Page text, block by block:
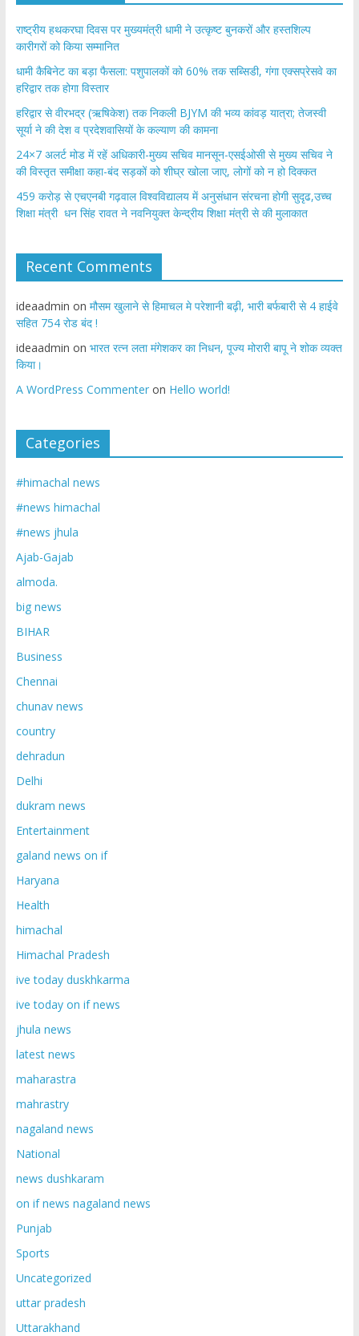
राष्ट्रीय हथकरघा दिवस पर मुख्यमंत्री धामी ने उत्कृष्ट बुनकरों और हस्तशिल्प
कारीगरों को किया सम्मानित
​धामी कैबिनेट का बड़ा फैसला: पशुपालकों को 60% तक सब्सिडी, गंगा एक्सप्रेसवे का
हरिद्वार तक होगा विस्तार
​हरिद्वार से वीरभद्र (ऋषिकेश) तक निकली BJYM की भव्य कांवड़ यात्रा; तेजस्वी
सूर्या ने की देश व प्रदेशवासियों के कल्याण की कामना
24×7 अलर्ट मोड में रहें अधिकारी-मुख्य सचिव मानसून-एसईओसी से मुख्य सचिव ने
की विस्तृत समीक्षा कहा-बंद सड़कों को शीघ्र खोला जाए, लोगों को न हो दिक्कत
459 करोड़ से एचएनबी गढ़वाल विश्वविद्यालय में अनुसंधान संरचना होगी सुदृढ,उच्च
शिक्षा मंत्री धन सिंह रावत ने नवनियुक्त केन्द्रीय शिक्षा मंत्री से की मुलाकात
Recent Comments
ideaadmin on मौसम खुलाने से हिमाचल मे परेशानी बढ़ी, भारी बर्फबारी से 4 हाईवे
सहित 754 रोड बंद !
ideaadmin on भारत रत्न लता मंगेशकर का निधन, पूज्य मोरारी बापू ने शोक व्यक्त
किया।
A WordPress Commenteron Hello world!
Categories
#himachal news
#news himachal
#news jhula
Ajab-Gajab
almoda.
big news
BIHAR
Business
Chennai
chunav news
country
dehradun
Delhi
dukram news
Entertainment
galand news on if
Haryana
Health
himachal
Himachal Pradesh
ive today duskhkarma
ive today on if news
jhula news
latest news
maharastra
mahrastry
nagaland news
National
news dushkaram
on if news nagaland news
Punjab
Sports
Uncategorized
uttar pradesh
Uttarakhand